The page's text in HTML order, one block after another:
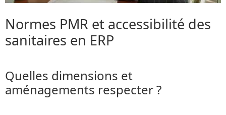
Normes PMR et accessibilité des
sanitaires en ERP
Quelles dimensions et
aménagements respecter ?